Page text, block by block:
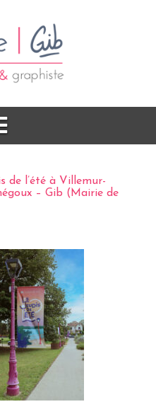
de l’été à Villemur-
– Gib (Mairie de